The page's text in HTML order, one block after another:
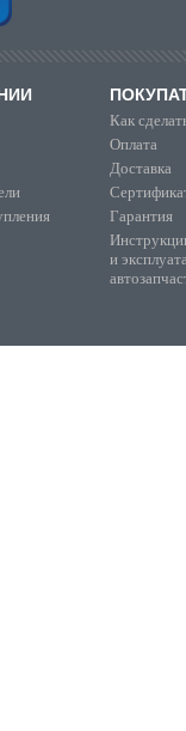
Как
Оплата
Доставка
Гарантия
и